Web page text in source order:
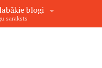
blogi
saraksts